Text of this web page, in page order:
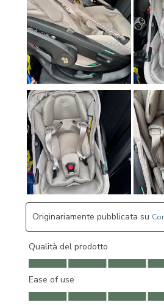
Originariamente pubblicata su
Qualità del prodotto
Qualità del prodotto, 5.0 su 5
Ease of use
Ease of use, 5.0 su 5